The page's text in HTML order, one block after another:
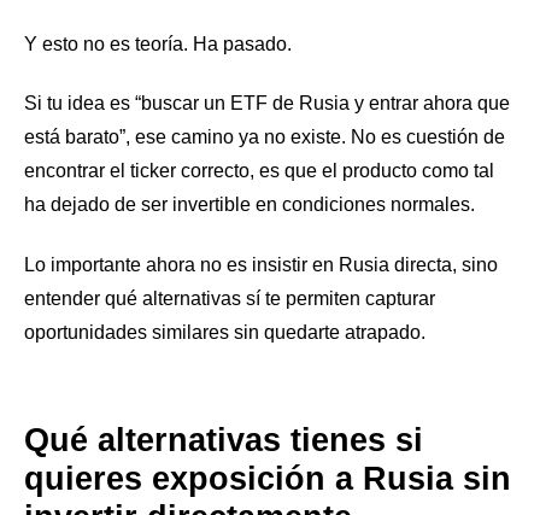
Y esto no es teoría. Ha pasado.
Si tu idea es “buscar un ETF de Rusia y entrar ahora que
está barato”, ese camino ya no existe. No es cuestión de
encontrar el ticker correcto, es que el producto como tal
ha dejado de ser invertible en condiciones normales.
Lo importante ahora no es insistir en Rusia directa, sino
entender qué alternativas sí te permiten capturar
oportunidades similares sin quedarte atrapado.
Qué alternativas tienes si
quieres exposición a Rusia sin